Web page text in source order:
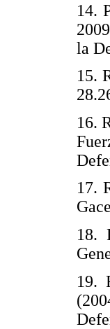
14.
la
15.
16.
17.
18.
19.